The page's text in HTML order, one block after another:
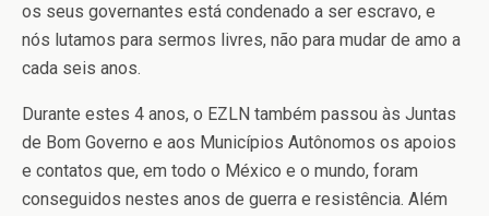
os seus governantes está condenado a ser escravo, e
nós lutamos para sermos livres, não para mudar de amo a
cada seis anos.
Durante estes 4 anos, o EZLN também passou às Juntas
de Bom Governo e aos Municípios Autônomos os apoios
e contatos que, em todo o México e o mundo, foram
conseguidos nestes anos de guerra e resistência. Além